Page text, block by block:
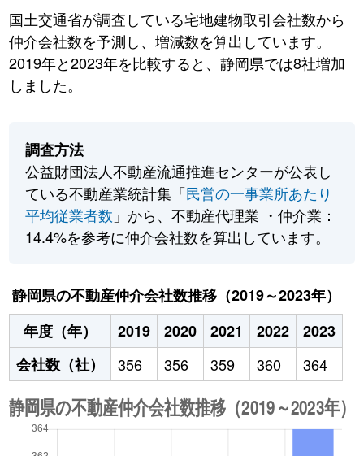
国土交通省が調査している宅地建物取引会社数から
仲介会社数を予測し、増減数を算出しています。
2019年と2023年を比較すると、静岡県では8社増加
しました。
調査方法
公益財団法人不動産流通推進センターが公表し
ている不動産業統計集「民営の一事業所あたり
平均従業者数 」から、不動産代理業 ・仲介業：
14.4%を参考に仲介会社数を算出しています。
静岡県の不動産仲介会社数推移（2019～2023年）
年度（年）
2019 2020 2021 2022
2023
会社数（社）
356 356 359 360 364